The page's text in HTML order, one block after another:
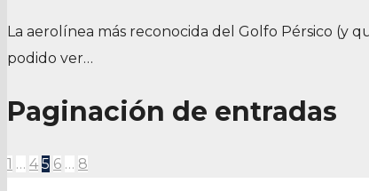
La aerolínea más reconocida del Golfo Pérsico (y
podido ver…
Paginación de entradas
1 … 4 5 6 … 8